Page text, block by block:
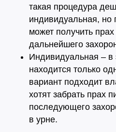
такая процедура
индивидуальная, но
может получить
дальнейшего
Индивидуальная – в
находится только
вариант подходит
хотят забрать прах
последующего
в урне.
«Мы для наших
питомцев - весь мир.